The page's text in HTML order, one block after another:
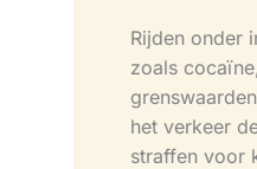
Rijden onder
zoals
het verkeer
straffen voor